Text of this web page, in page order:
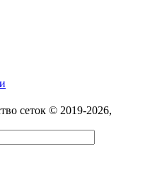
сеток © 2019-2026,